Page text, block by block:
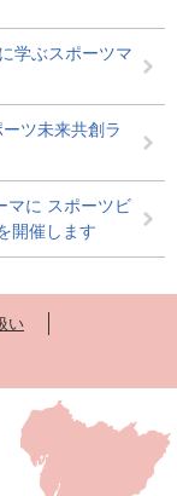
学ぶスポーツマ
ツ未来共創ラ
マに スポーツビ
開催します
い